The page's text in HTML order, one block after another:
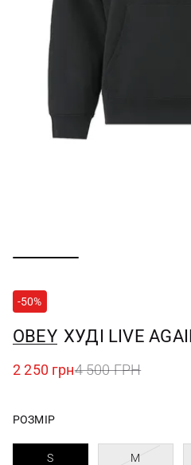
-50%
OBEY ХУДІ LIVE
2 250 грн4 500 ГРН
РОЗМІР
S M